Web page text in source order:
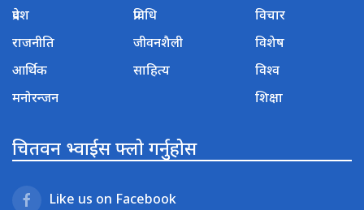
प्रदेश
राजनीति
आर्थिक
मनोरन्जन
प्रविधि
जीवनशैली
साहित्य
विचार
विशेष
विश्व
शिक्षा
चितवन भ्वाईस फ्लो गर्नुहोस
Like us on Facebook